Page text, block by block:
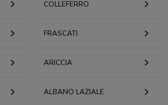
COLLEFERRO
FRASCATI
ARICCIA
ALBANO LAZIALE